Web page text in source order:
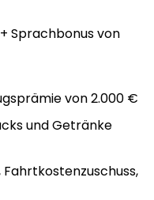
Sprachbonus von
von 2.000 €
und Getränke